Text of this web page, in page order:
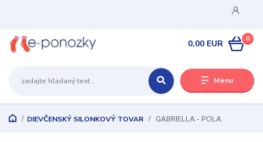
Menu
0
0,00 EUR
DIEVČENSKÝ SILONKOVÝ TOVAR GABRIELLA - POLA